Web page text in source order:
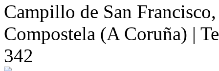
Campillo de San
Compostela (A Coruña) |
342